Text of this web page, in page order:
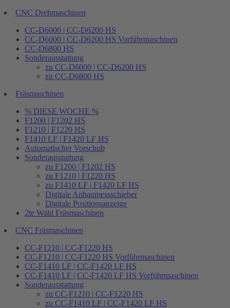
CNC Drehmaschinen
CC-D6000 | CC-D6200 HS
CC-D6000 | CC-D6200 HS Vorführmaschinen
CC-D6800 HS
Sonderausstattung
zu CC-D6000 | CC-D6200 HS
zu CC-D6800 HS
Fräsmaschinen
% DIESE WOCHE %
F1200 | F1202 HS
F1210 | F1220 HS
F1410 LF | F1420 LF HS
Automatischer Vorschub
Sonderausstattung
zu F1200 | F1202 HS
zu F1210 | F1220 HS
zu F1410 LF | F1420 LF HS
Digitale Anbaumessschieber
Digitale Positionsanzeige
2te Wahl Fräsmaschinen
CNC Fräsmaschinen
CC-F1210 | CC-F1220 HS
CC-F1210 | CC-F1220 HS Vorführmaschinen
CC-F1410 LF | CC-F1420 LF HS
CC-F1410 LF | CC-F1420 LF HS Vorführmaschinen
Sonderausstattung
zu CC-F1210 | CC-F1220 HS
zu CC-F1410 LF | CC-F1420 LF HS